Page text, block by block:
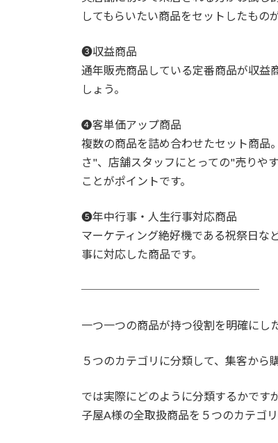
してもらいたい商品をセットしたもの
❸収益商品
通年販売商品している定番商品が収益
しょう。
➍客単価アップ商品
複数の商品を詰め合わせたセット商品
さ"、店舗スタッフにとっての"売りや
ことがポイントです。
➎年中行事・人生行事対応商品
マーケティング絶好機である祝祭日な
事に対応した商品です。
────────────────
一つ一つの商品が持つ役割を明確にし
５つのカテゴリに分類して、集客から
では実際にどのように分類するかです
子屋A様の全取扱商品を５つのカテゴ